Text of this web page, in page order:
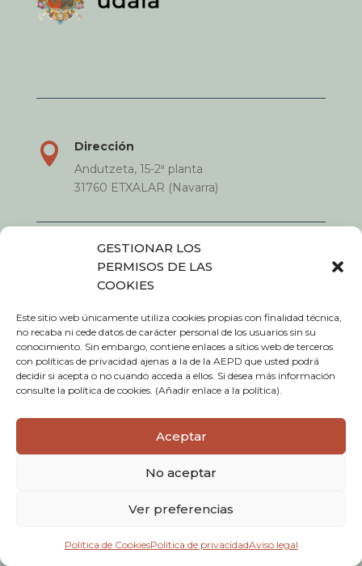
GESTIONAR LOS
PERMISOS DE LAS
COOKIES
Este sitio web únicamente utiliza cookies propias con finalidad técnica,
no recaba ni cede datos de carácter personal de los usuarios sin su
conocimiento. Sin embargo, contiene enlaces a sitios web de terceros
con políticas de privacidad ajenas a la de la AEPD que usted podrá
decidir si acepta o no cuando acceda a ellos. Si desea más información
consulte la política de cookies. (Añadir enlace a la política).
Aceptar
No aceptar
Ver preferencias
Política de CookiesPolítica de privacidadAviso legal

Dirección
Andutzeta, 15-2ª planta
31760 ETXALAR (Navarra)
Horario
De lunes a viernes
09:00-14:00 h

Teléfono
948 635 005